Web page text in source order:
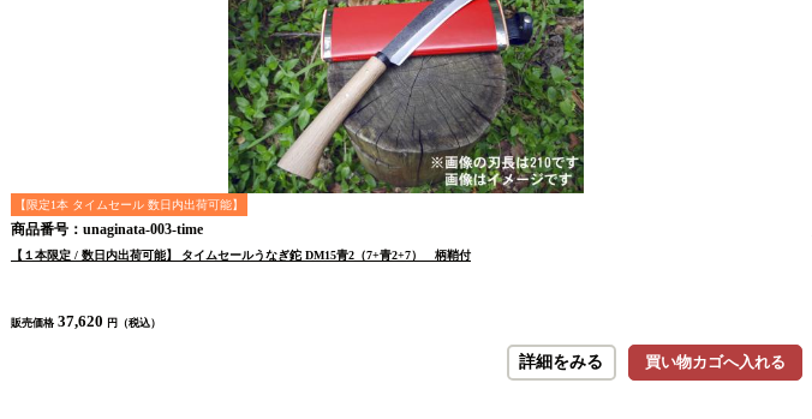
【限定1本 タイムセール 数日内出荷可能】
商品番号：unaginata-003-time
【１本限定 / 数日内出荷可能】 タイムセールうなぎ鉈 DM15青2（7+青2+7） 柄鞘付
販売価格 37,620 円（税込）
買い物カゴへ入れる
詳細をみる